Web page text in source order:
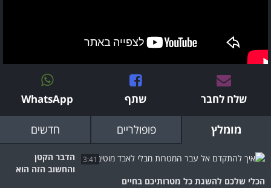
שלח לחבר שתף WhatsApp
מומלץ פופולריים חדשים
3:41
הדבר הקטן
והחשוב הזה הוא
הכלי שלכם להשגת כל מטרותיכם בחיים